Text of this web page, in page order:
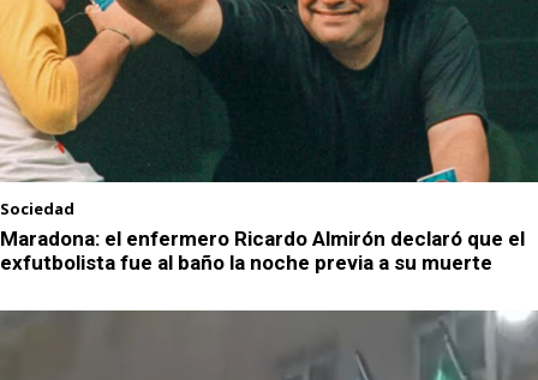
Sociedad
Maradona: el enfermero Ricardo Almirón declaró que el
exfutbolista fue al baño la noche previa a su muerte